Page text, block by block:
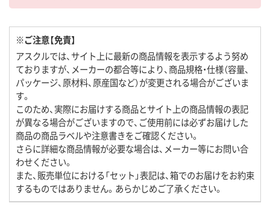
※ご注意【免責】
アスクルでは、サイト上に最新の商品情報を表示するよう努め
ておりますが、メーカーの都合等により、商品規格・仕様（容量、
パッケージ、原材料、原産国など）が変更される場合がございま
す。
このため、実際にお届けする商品とサイト上の商品情報の表記
が異なる場合がございますので、ご使用前には必ずお届けした
商品の商品ラベルや注意書きをご確認ください。
さらに詳細な商品情報が必要な場合は、メーカー等にお問い合
わせください。
また、販売単位における「セット」表記は、箱でのお届けをお約束
するものではありません。あらかじめご了承ください。